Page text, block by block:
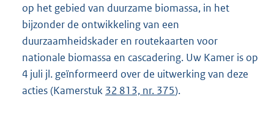
op het gebied van duurzame biomassa, in het
bijzonder de ontwikkeling van een
duurzaamheidskader en routekaarten voor
nationale biomassa en cascadering. Uw Kamer is op
4 juli jl. geïnformeerd over de uitwerking van deze
acties (Kamerstuk 32 813, nr. 375).